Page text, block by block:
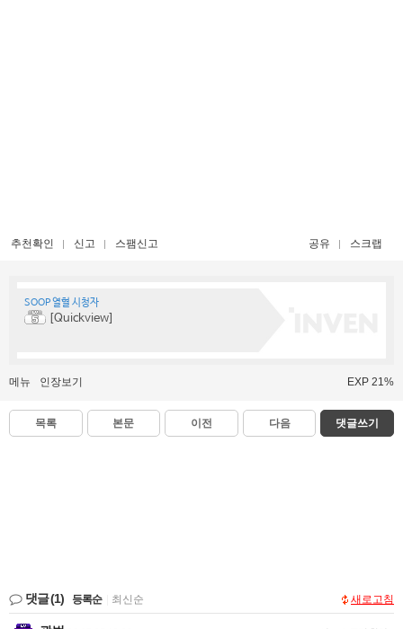
추천확인 신고 스팸신고 공유 스크랩
SOOP 열혈 시청자
[Quickview]
메뉴 인장보기 EXP 21%
목록 본문 이전 다음 댓글쓰기
댓글(1) 등록순 최신순 새로고침